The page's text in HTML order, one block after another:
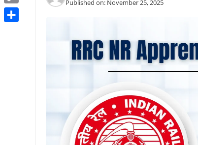
Published on: November 25, 2025
Copy
Link